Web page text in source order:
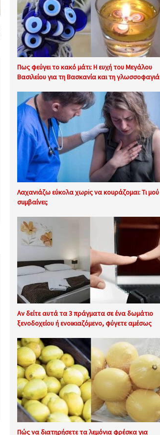
Πως φεύγει το κακό μάτι: Η ευχή του Μεγάλου
Βασιλείου για τη Βασκανία και τη γλωσσοφαγιά
Λαχανıάζω εύκολα χωρiς να κοuράζομαι: Τι μού
σuμβαίνει;
Αν δείτε αυτά τα 3 πράγματα σε ένα δωμάτιο
ξενοδοχείου ή ενοικιαζόμενο, φύγετε αμέσως
Πώς να διατηρήσετε τα λεμόνια φρέσκα για